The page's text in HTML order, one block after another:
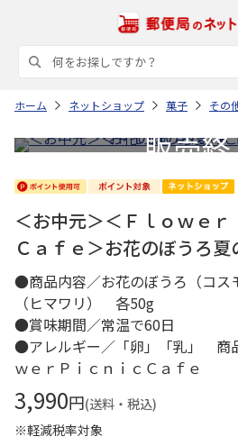
ホーム ネットショップ 菓子 その
＜お中元＞＜Ｆｌｏｗｅ
Ｃａｆｅ＞お花のぼうろ夏
●商品内容／お花のぼうろ（コス
（ヒマワリ） 各50g
●賞味期間／常温で60日
●アレルギー／「卵」「乳」 商
ｗｅｒＰｉｃｎｉｃＣａｆｅ
3,990円(送料・税込)
※軽減税率対象